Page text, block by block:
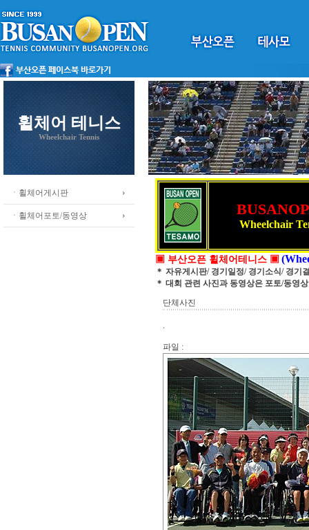
휠체어 테니스
Wheelchair Tennis
ㆍ휠체어게시판
ㆍ휠체어포토/동영상
Wheelchair
▣ 부산오픈 휠체어테니스 ▣
＊ 자유게시판/ 경기일정/ 경기소식/ 경기
＊ 대회 관련 사진과 동영상은 포토/동영
단체사진
.
파일 :